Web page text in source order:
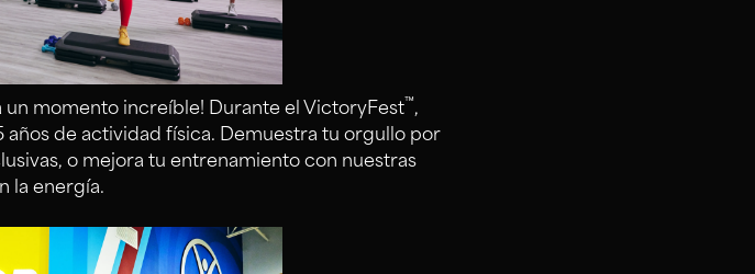
un momento increíble! Durante el VictoryFest™,
de actividad física. Demuestra tu orgullo por
o mejora tu entrenamiento con nuestras
la energía.